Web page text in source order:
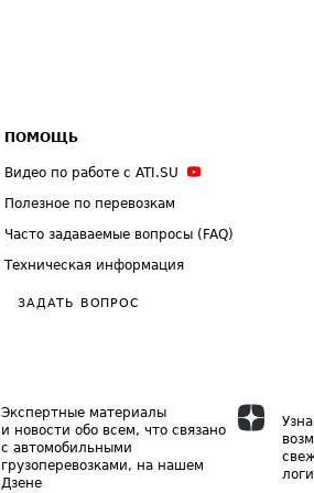
ПОМОЩЬ
Видео по работе с ATI.SU
Полезное по перевозкам
Часто задаваемые вопросы (FAQ)
Техническая информация
ЗАДАТЬ ВОПРОС
Экспертные материалы
и новости обо всем, что связано
с автомобильными
грузоперевозками, на нашем
Дзене